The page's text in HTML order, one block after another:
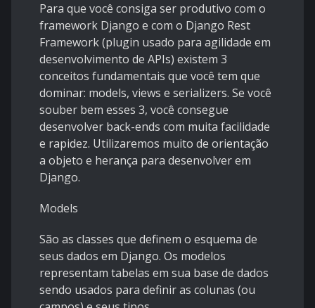
Para que você consiga ser produtivo com o
framework Django e com o Django Rest
Framework (plugin usado para agilidade em
desenvolvimento de APIs) existem 3
conceitos fundamentais que você tem que
dominar: models, views e serializers. Se você
souber bem esses 3, você consegue
desenvolver back-ends com muita facilidade
e rapidez. Utilizaremos muito de orientação
a objeto e herança para desenvolver em
Django.
Models
São as classes que definem o esquema de
seus dados em Django. Os modelos
representam tabelas em sua base de dados
sendo usados para definir as colunas (ou